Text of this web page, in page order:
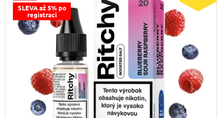
SLEVA až 5% po
registraci